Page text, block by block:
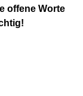
offene Worte